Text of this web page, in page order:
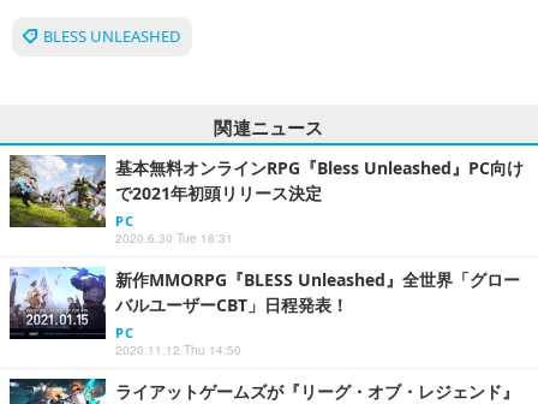
BLESS UNLEASHED
関連ニュース
基本無料オンラインRPG『Bless Unleashed』PC向け
で2021年初頭リリース決定
PC
2020.6.30 Tue 18:31
新作MMORPG『BLESS Unleashed』全世界「グロー
バルユーザーCBT」日程発表！
PC
2020.11.12 Thu 14:50
ライアットゲームズが『リーグ・オブ・レジェンド』